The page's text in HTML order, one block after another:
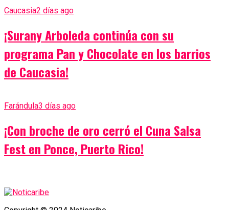
Caucasia2 días ago
¡Surany Arboleda continúa con su
programa Pan y Chocolate en los barrios
de Caucasia!
Farándula3 días ago
¡Con broche de oro cerró el Cuna Salsa
Fest en Ponce, Puerto Rico!